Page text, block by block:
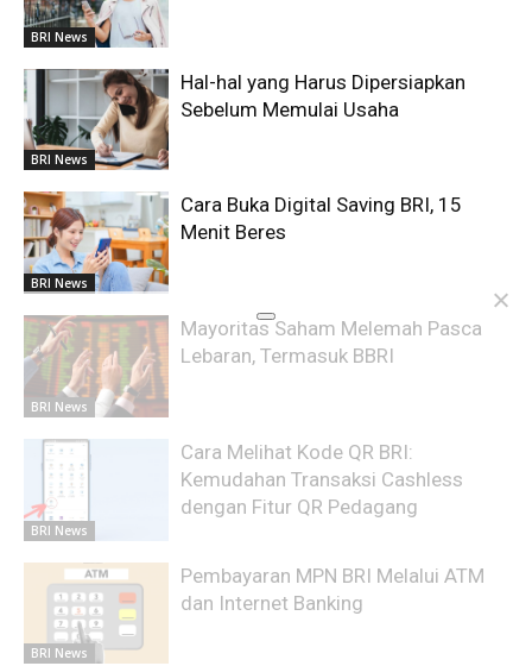
BRI News
BRI News
Hal-hal yang Harus Dipersiapkan
Sebelum Memulai Usaha
BRI News
Cara Buka Digital Saving BRI, 15
Menit Beres
BRI News
Mayoritas Saham Melemah Pasca
Lebaran, Termasuk BBRI
BRI News
Cara Melihat Kode QR BRI:
Kemudahan Transaksi Cashless
dengan Fitur QR Pedagang
BRI News
Pembayaran MPN BRI Melalui ATM
dan Internet Banking